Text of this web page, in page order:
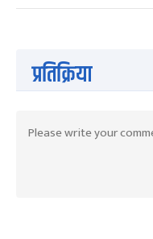
प्रतिक्रिया